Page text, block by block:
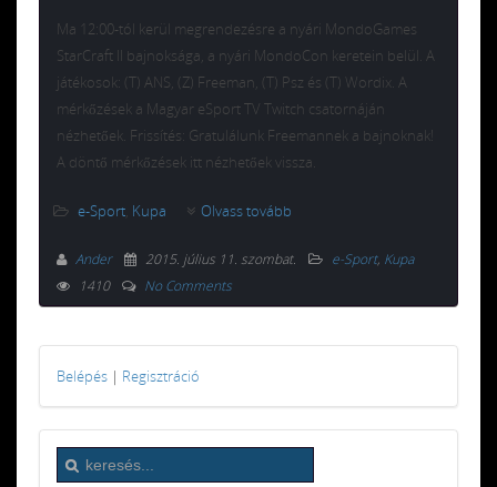
Ma 12:00-tól kerül megrendezésre a nyári MondoGames
StarCraft II bajnoksága, a nyári MondoCon keretein belül. A
játékosok: (T) ANS, (Z) Freeman, (T) Psz és (T) Wordix. A
mérkőzések a Magyar eSport TV Twitch csatornáján
nézhetőek. Frissítés: Gratulálunk Freemannek a bajnoknak!
A döntő mérkőzések itt nézhetőek vissza.
e-Sport, Kupa Olvass tovább
Ander 2015. július 11. szombat. e-Sport, Kupa
1410
No Comments
Belépés | Regisztráció